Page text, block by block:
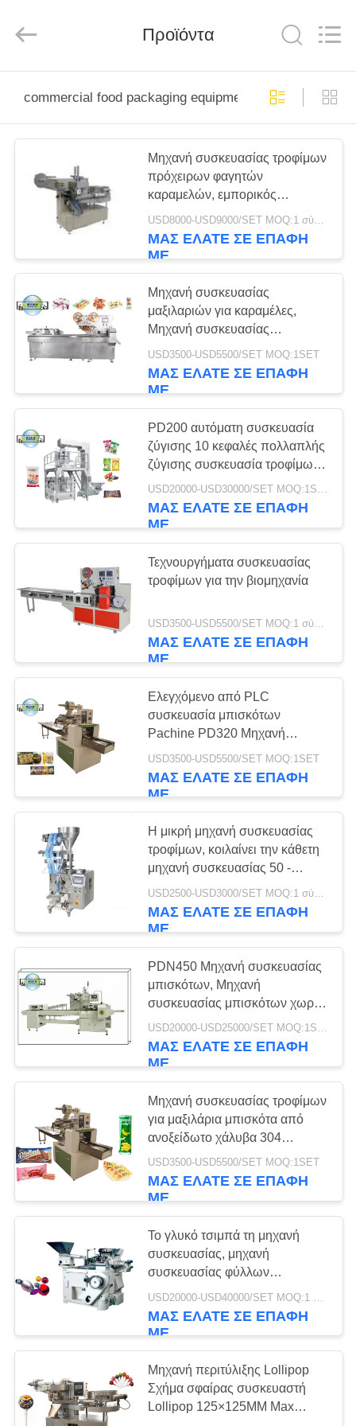
ΠΡΟΪΌΝΤΑ
ΠΕΡΊΠΟΥ
ΕΜΕΊΣ
ΓΎΡΟΣ
ΕΡΓΟΣΤΑΣΊΩΝ
ΠΟΙΟΤΙΚΌΣ
ΈΛΕΓΧΟΣ
ΜΑΣ
ΕΛΆΤΕ
ΣΕ
ΕΠΑΦΉ
ΕΙΔΉΣΕΙΣ
ΖΗΤΉΣΤΕ
ΑΠΌΣΠΑΣΜΑ
SITEMAP
PRIVACY
POLICY
Rights
Reserved.
Προϊόντα
commercial food packaging equipment
Μηχανή συσκευασίας τροφίμων
πρόχειρων φαγητών
καραμελών, εμπορικός
εξοπλισμός συσκευασίας
τροφίμων
ΜΑΣ ΕΛΆΤΕ ΣΕ ΕΠΑΦΉ
ΜΕ
Μηχανή συσκευασίας
μαξιλαριών για καραμέλες,
Μηχανή συσκευασίας
μαξιλαρίων για καραμέλες,
Συσκευή συσκευασίας γλυκών
για τούρτες / Μηχανή
USD3500-USD5500/SET MOQ:1SET
ΜΑΣ ΕΛΆΤΕ ΣΕ ΕΠΑΦΉ
ΜΕ
PD200 αυτόματη συσκευασία
ζύγισης 10 κεφαλές πολλαπλής
ζύγισης συσκευασία τροφίμων
με 2.5L Hopper
USD20000-USD30000/SET MOQ:1SET
ΜΑΣ ΕΛΆΤΕ ΣΕ ΕΠΑΦΉ
ΜΕ
Τεχνουργήματα συσκευασίας
τροφίμων για την βιομηχανία
USD3500-USD5500/SET MOQ:1 σύνολο
ΜΑΣ ΕΛΆΤΕ ΣΕ ΕΠΑΦΉ
ΜΕ
Ελεγχόμενο από PLC
συσκευασία μπισκότων
Pachine PD320 Μηχανή
συσκευασίας τροφίμων
USD3500-USD5500/SET MOQ:1SET
ΜΑΣ ΕΛΆΤΕ ΣΕ ΕΠΑΦΉ
ΜΕ
Η μικρή μηχανή συσκευασίας
τροφίμων, κοιλαίνει την κάθετη
μηχανή συσκευασίας 50 -
500ml
USD2500-USD3000/SET MOQ:1 σύνολο
ΜΑΣ ΕΛΆΤΕ ΣΕ ΕΠΑΦΉ
ΜΕ
PDN450 Μηχανή συσκευασίας
μπισκότων, Μηχανή
συσκευασίας μπισκότων χωρίς
δίσκο, Μηχανή συσκευασίας
δωρεάν δίσκων
USD20000-USD25000/SET MOQ:1SET
ΜΑΣ ΕΛΆΤΕ ΣΕ ΕΠΑΦΉ
ΜΕ
Μηχανή συσκευασίας τροφίμων
για μαξιλάρια μπισκότα από
ανοξείδωτο χάλυβα 304
Μηχανή συσκευασίας ροής
υλικών CE ISO
USD3500-USD5500/SET MOQ:1SET
ΜΑΣ ΕΛΆΤΕ ΣΕ ΕΠΑΦΉ
ΜΕ
Το γλυκό τσιμπά τη μηχανή
συσκευασίας, μηχανή
συσκευασίας φύλλων
αλουμινίου αργιλίου σοκολάτας
ΜΑΣ ΕΛΆΤΕ ΣΕ ΕΠΑΦΉ
ΜΕ
Μηχανή περιτύλιξης Lollipop
Σχήμα σφαίρας συσκευαστή
Lollipop 125×125MM Max